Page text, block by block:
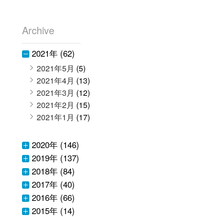
Archive
2021年 (62)
2021年5月 (5)
2021年4月 (13)
2021年3月 (12)
2021年2月 (15)
2021年1月 (17)
2020年 (146)
2019年 (137)
2018年 (84)
2017年 (40)
2016年 (66)
2015年 (14)